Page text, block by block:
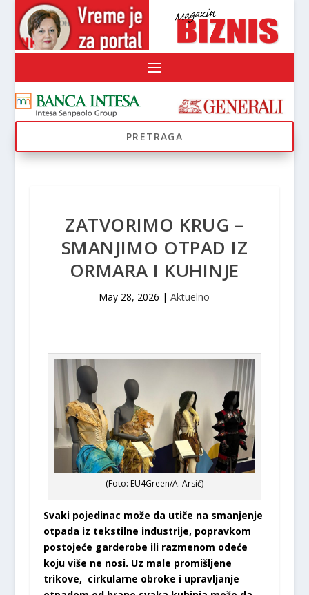
ZATVORIMO KRUG –
SMANJIMO OTPAD IZ
ORMARA I KUHINJE
May 28, 2026 |Aktuelno
(Foto: EU4Green/A. Arsić)
Svaki pojedinac može da utiče na smanjenje
otpada iz tekstilne industrije, popravkom
postojeće garderobe ili razmenom odeće
koju više ne nosi. Uz male promišljene
trikove, cirkularne obroke i upravljanje